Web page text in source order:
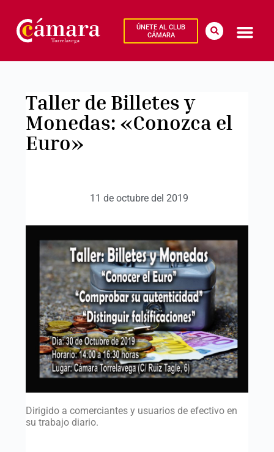
ÚNETE AL CLUB
CÁMARA
Taller de Billetes y
Monedas: «Conozca el
Euro»
11 de octubre del 2019
Dirigido a comerciantes y usuarios de efectivo en
su trabajo diario.